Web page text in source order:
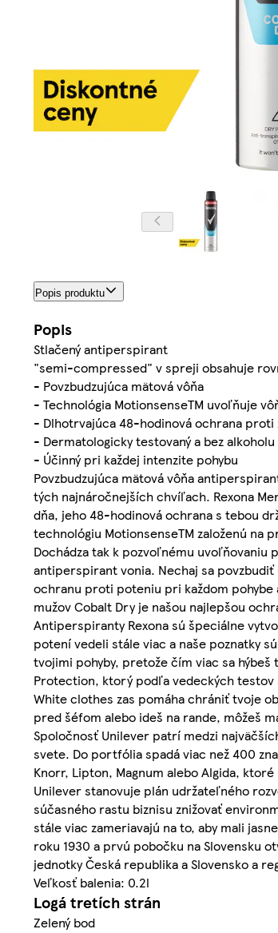
Popis produktu
Popis
Stlačený antiperspirant
"semi-compressed" v spreji obsahuje
- Povzbudzujúca mätová vôňa
- Technológia MotionsenseTM uvoľňuje
- Dlhotrvajúca 48-hodinová ochrana proti
- Dermatologicky testovaný a bez alkoholu
- Účinný pri každej intenzite pohybu
Povzbudzujúca mätová vôňa
tých najnáročnejších chvíľach. Rexona
dňa, jeho 48-hodinová ochrana s tebou
technológiu MotionsenseTM založenú
Dochádza tak k pozvoľnému
antiperspirant vonia. Nechaj sa
ochranu proti poteniu pri každom
mužov Cobalt Dry je našou najlepšou
Antiperspiranty Rexona sú špeciálne
potení vedeli stále viac a naše poznatky
tvojimi pohyby, pretože čím viac sa
Protection, ktorý podľa vedeckých
White clothes zas pomáha chrániť tvoje
pred šéfom alebo ideš na rande, môžeš
Spoločnosť Unilever patrí medzi
svete. Do portfólia spadá viac než 400
Knorr, Lipton, Magnum alebo Algida,
Unilever stanovuje plán udržateľného
súčasného rastu biznisu znižovať
stále viac zameriavajú na to, aby mali
roku 1930 a prvú pobočku na Slovensku
jednotky Česká republika a Slovensko a
Veľkosť balenia: 0.2l
Logá tretích strán
Zelený bod